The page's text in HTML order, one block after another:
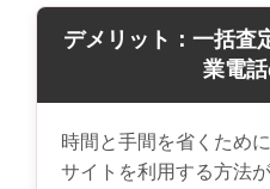
デメリット：一括査
業電
時間と手間を省くため
サイトを利用する方法